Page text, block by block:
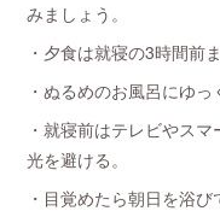
みましょう。
・夕食は就寝の3時間前
・ぬるめのお風呂にゆ
・就寝前はテレビやス
光を避ける。
・目覚めたら朝日を浴